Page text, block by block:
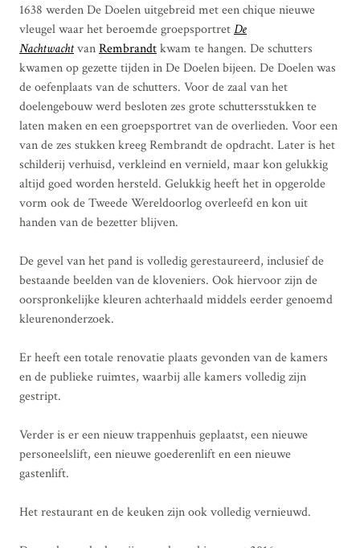
1638 werden De Doelen uitgebreid met een chique nieuwe
vleugel waar het beroemde groepsportretDe
NachtwachtvanRembrandtkwam te hangen. De schutters
kwamen op gezette tijden in De Doelen bijeen. De Doelen was
de oefenplaats van de schutters. Voor de zaal van het
doelengebouw werd besloten zes grote schuttersstukken te
laten maken en een groepsportret van de overlieden. Voor een
van de zes stukken kreeg Rembrandt de opdracht. Later is het
schilderij verhuisd, verkleind en vernield, maar kon gelukkig
altijd goed worden hersteld. Gelukkig heeft het in opgerolde
vorm ook de Tweede Wereldoorlog overleefd en kon uit
handen van de bezetter blijven.
De gevel van het pand is volledig gerestaureerd, inclusief de
bestaande beelden van de kloveniers. Ook hiervoor zijn de
oorspronkelijke kleuren achterhaald middels eerder genoemd
kleurenonderzoek.
Er heeft een totale renovatie plaats gevonden van de kamers
en de publieke ruimtes, waarbij alle kamers volledig zijn
gestript.
Verder is er een nieuw trappenhuis geplaatst, een nieuwe
personeelslift, een nieuwe goederenlift en een nieuwe
gastenlift.
Het restaurant en de keuken zijn ook volledig vernieuwd.